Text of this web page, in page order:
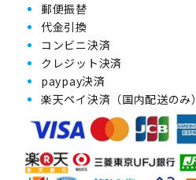
郵便振替
代金引換
コンビニ決済
クレジット決済
paypay決済
楽天ペイ決済（国内配送のみ）